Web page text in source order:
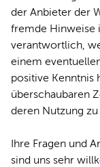
der Anbieter der
fremde Hinweise
verantwortlich,
einem
positive Kenntnis
überschaubaren
deren Nutzung
Ihre Fragen und
sind uns sehr